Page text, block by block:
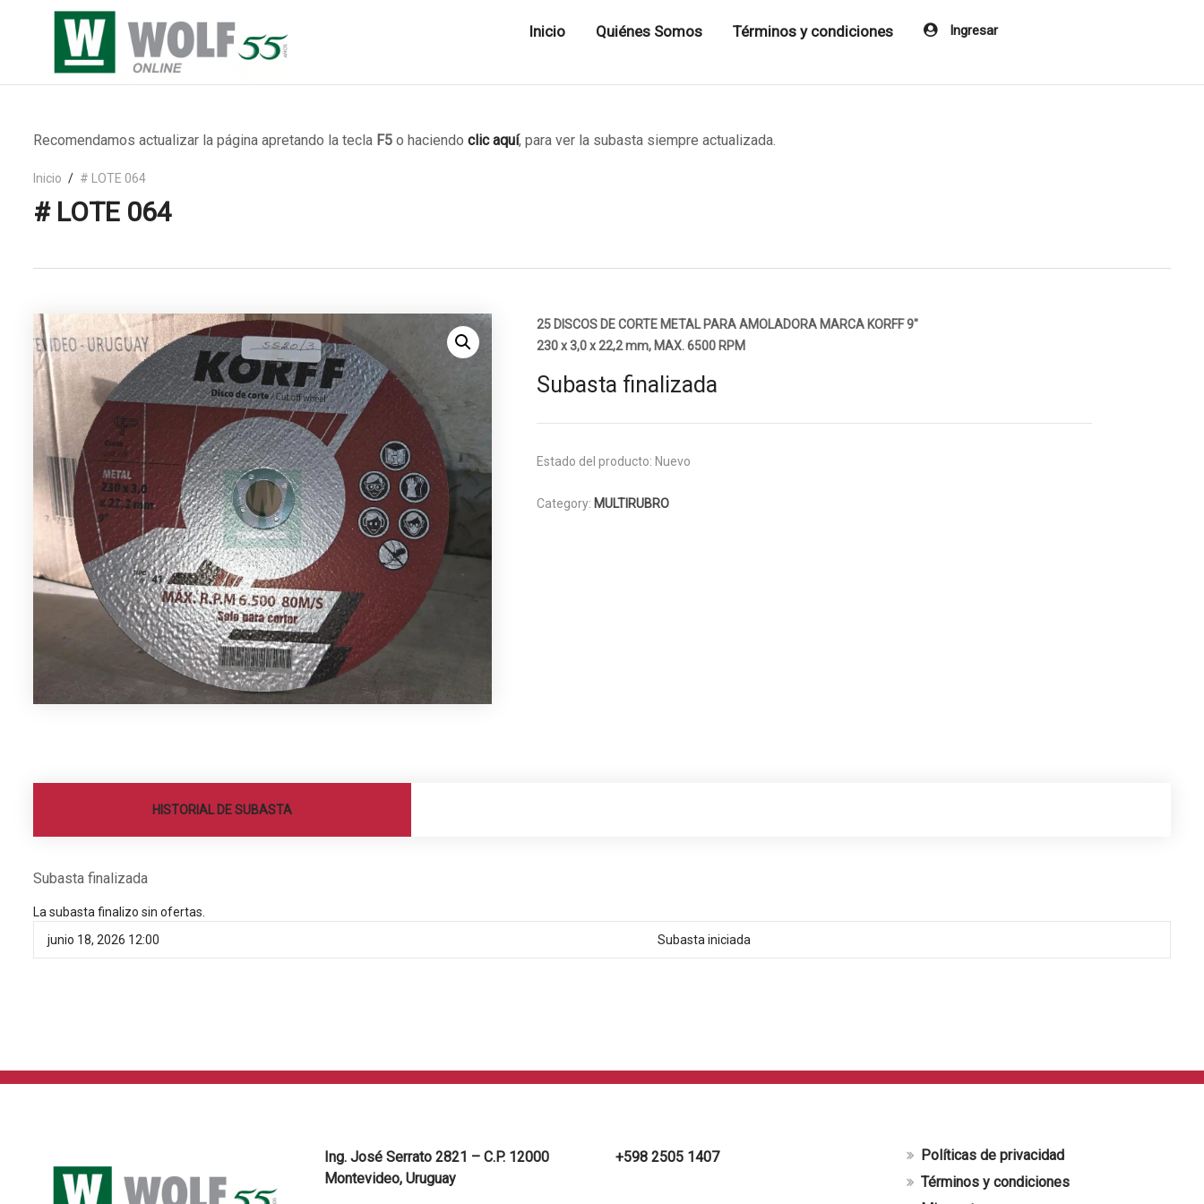
Inicio Quiénes Somos Términos y condiciones Ingresar
Recomendamos actualizar la página apretando la tecla F5 o haciendo clic aquí, para ver la subasta siempre actualizada.
Inicio # LOTE 064
# LOTE 064
25 DISCOS DE CORTE METAL PARA AMOLADORA MARCA KORFF 9″
230 x 3,0 x 22,2 mm, MAX. 6500 RPM
Subasta finalizada
Estado del producto: Nuevo
Category: MULTIRUBRO
HISTORIAL DE SUBASTA
Subasta finalizada
La subasta finalizo sin ofertas.
junio 18, 2026 12:00
Subasta iniciada
Ing. José Serrato 2821 – C.P. 12000
Montevideo, Uruguay
+598 2505 1407
Políticas de privacidad
Términos y condiciones